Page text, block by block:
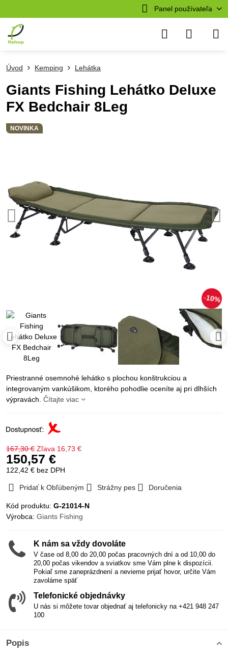
Panel používateľa
NOVINKA
10%
Úvod Kemping Lehátka
Giants Fishing Lehátko Deluxe
FX Bedchair 8Leg
Priestranné osemnohé lehátko s plochou konštrukciou a
integrovaným vankúšikom, ktorého pohodlie oceníte aj pri dlhších
výpravách. Čítajte viac
167,30 € Zľava 16,73 €
150,57 €
122,42 € bez DPH
Pridať k Obľúbeným Strážny pes Doručenia
Kód produktu: G-21014-N
Výrobca: Giants Fishing
K nám sa vždy dovoláte
V čase od 8,00 do 20,00 počas pracovných dní a od 10,00 do
20,00 počas vikendov a sviatkov sme Vám plne k dispozícii.
Pokiaľ sme zaneprázdnení a nevieme prijať hovor, určite Vám
zavoláme späť
Telefonické objednávky
U nás si môžete tovar objednať aj telefonicky na +421 948 247
100
Popis